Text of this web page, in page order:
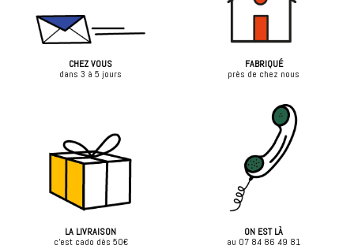
CHEZ VOUS
dans 3 à 5 jours
FABRIQUÉ
près de chez nous
LA LIVRAISON
c'est cado dès 50€
ON EST LÀ
au 07 84 86 49 81